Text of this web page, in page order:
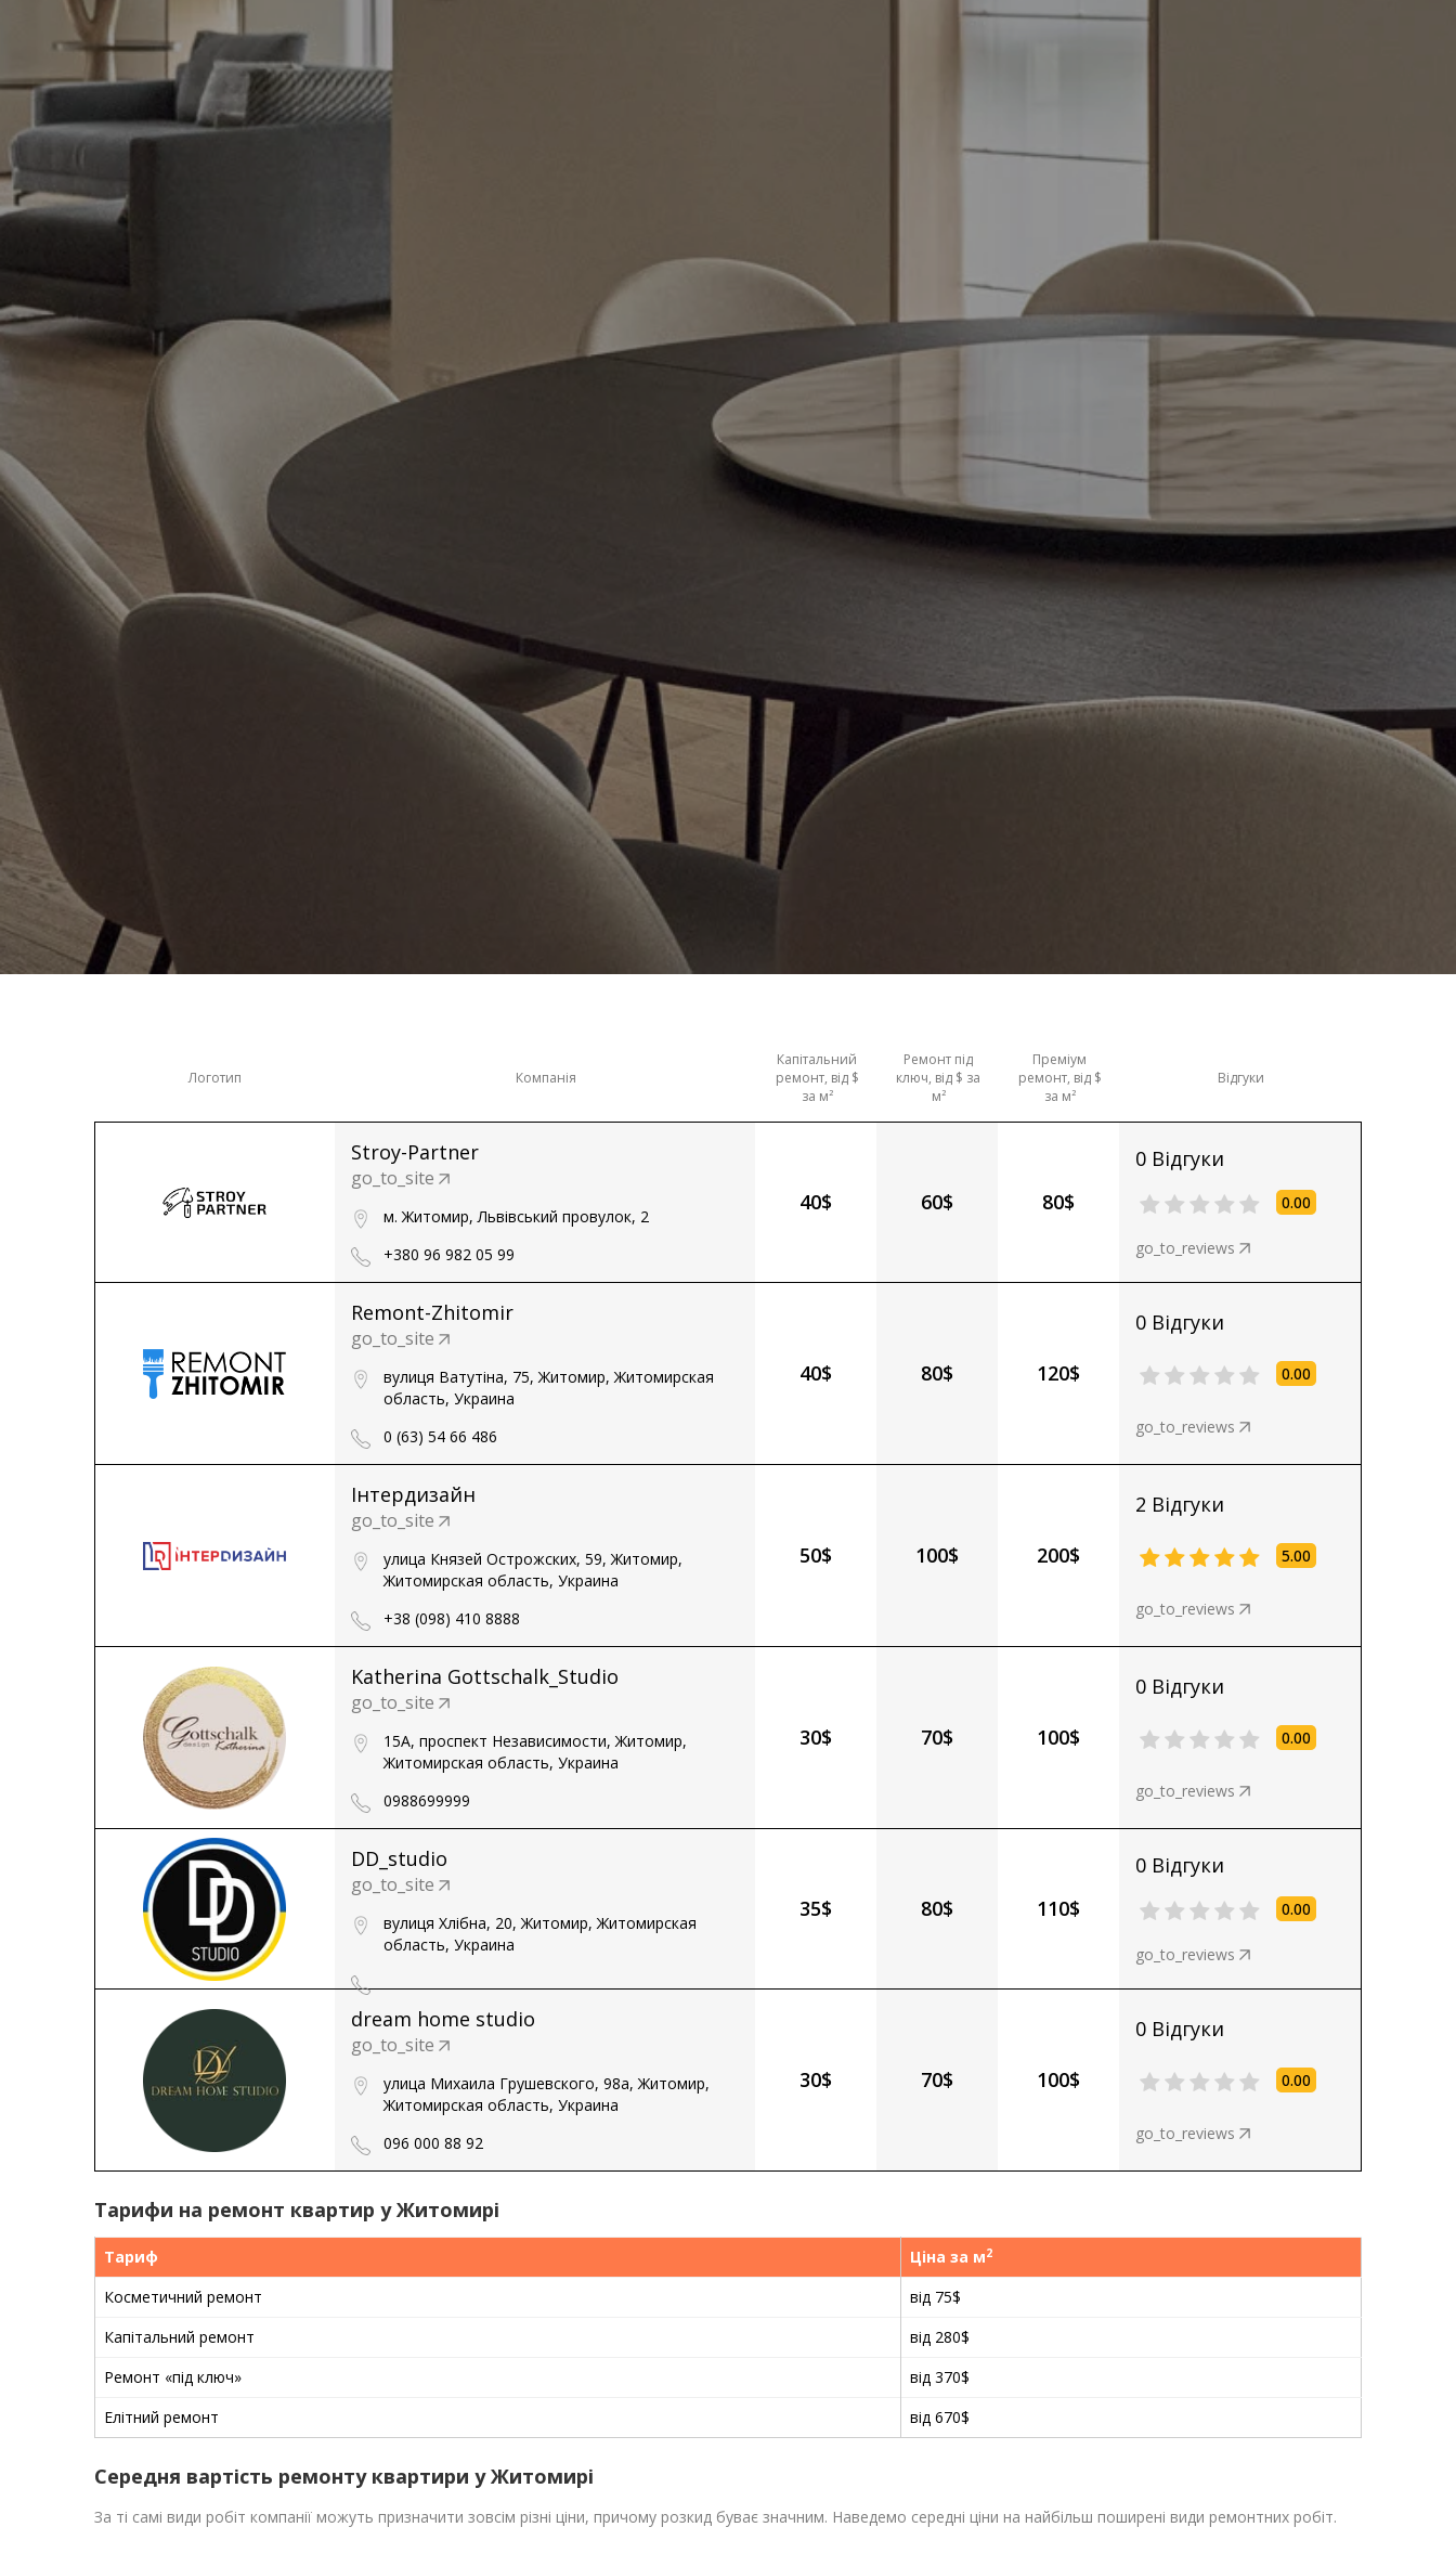
Логотип Компанія
Капітальний
ремонт, від $
за м²
Ремонт під
ключ, від $ за
м²
Преміум
ремонт, від $
за м²
Відгуки
Stroy-Partner
go_to_site
м. Житомир, Львівський провулок, 2
+380 96 982 05 99
40$ 60$ 80$
0 Відгуки
0.00
go_to_reviews
Remont-Zhitomir
go_to_site
вулиця Ватутіна, 75, Житомир, Житомирская
область, Украина
0 (63) 54 66 486
40$ 80$ 120$
0 Відгуки
0.00
go_to_reviews
Інтердизайн
go_to_site
улица Князей Острожских, 59, Житомир,
Житомирская область, Украина
+38 (098) 410 8888
50$ 100$ 200$
2 Відгуки
5.00
go_to_reviews
Katherina Gottschalk_Studio
go_to_site
15A, проспект Независимости, Житомир,
Житомирская область, Украина
0988699999
30$ 70$ 100$
0 Відгуки
0.00
go_to_reviews
DD_studio
go_to_site
вулиця Хлібна, 20, Житомир, Житомирская
область, Украина
35$ 80$ 110$
0 Відгуки
0.00
go_to_reviews
dream home studio
go_to_site
улица Михаила Грушевского, 98а, Житомир,
Житомирская область, Украина
096 000 88 92
30$ 70$ 100$
0 Відгуки
0.00
go_to_reviews
Тарифи на ремонт квартир у Житомирі
Тариф Ціна за м2
Косметичний ремонт
від 75$
Капітальний ремонт
від 280$
Ремонт «під ключ»
від 370$
Елітний ремонт
від 670$
Середня вартість ремонту квартири у Житомирі
За ті самі види робіт компанії можуть призначити зовсім різні ціни, причому розкид буває значним. Наведемо середні ціни на найбільш поширені види ремонтних робіт.